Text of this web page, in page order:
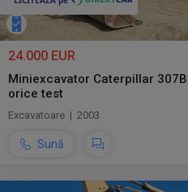
24.000 EUR
Miniexcavator Caterpillar
orice test
Excavatoare | 2003
Sună